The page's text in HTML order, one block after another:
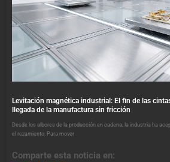
Levitación magnética industrial: El fin de las
llegada de la manufactura sin fricción
Desde los albores de la producción en cadena, la industria ha
el rozamiento. Para mover
Comparte esta noticia en: